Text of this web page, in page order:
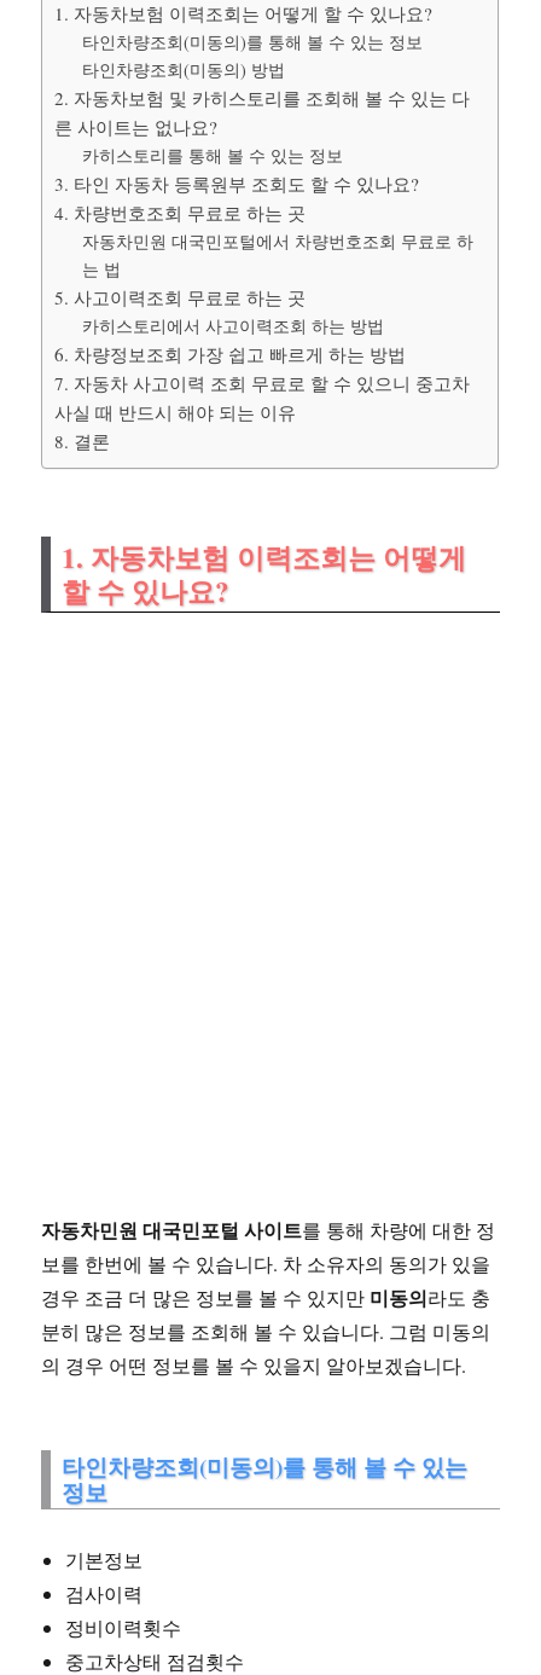
1. 자동차보험 이력조회는 어떻게 할 수 있나요?
타인차량조회(미동의)를 통해 볼 수 있는 정보
타인차량조회(미동의) 방법
2. 자동차보험 및 카히스토리를 조회해 볼 수 있는 다
른 사이트는 없나요?
카히스토리를 통해 볼 수 있는 정보
3. 타인 자동차 등록원부 조회도 할 수 있나요?
4. 차량번호조회 무료로 하는 곳
자동차민원 대국민포털에서 차량번호조회 무료로 하
는 법
5. 사고이력조회 무료로 하는 곳
카히스토리에서 사고이력조회 하는 방법
6. 차량정보조회 가장 쉽고 빠르게 하는 방법
7. 자동차 사고이력 조회 무료로 할 수 있으니 중고차
사실 때 반드시 해야 되는 이유
8. 결론
1. 자동차보험 이력조회는 어떻게
할 수 있나요?
자동차민원 대국민포털 사이트를 통해 차량에 대한 정
보를 한번에 볼 수 있습니다. 차 소유자의 동의가 있을
경우 조금 더 많은 정보를 볼 수 있지만 미동의라도 충
분히 많은 정보를 조회해 볼 수 있습니다. 그럼 미동의
의 경우 어떤 정보를 볼 수 있을지 알아보겠습니다.
타인차량조회(미동의)를 통해 볼 수 있는
정보
기본정보
검사이력
정비이력횟수
중고차상태 점검횟수